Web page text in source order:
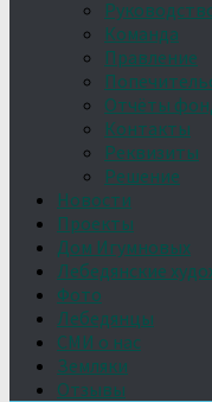
Команда
Правление
Отчёты
Контакты
Реквизиты
Решение
Новости
Проекты
Дом Игумновых
Лебедянские
Фото
Лебедянцы
СМИ о нас
Земляки
Отзывы